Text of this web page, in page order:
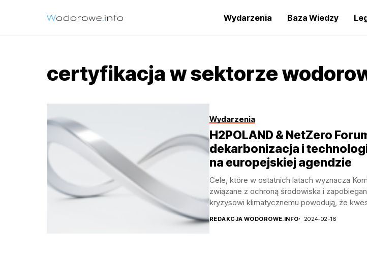
Wydarzenia Baza Wiedzy
certyfikacja w sektorze
Wydarzenia
H2POLAND & NetZero
dekarbonizacja i
na europejskiej agendzie
Cele, które w ostatnich latach wyznacza
związane z ochroną środowiska i
kryzysowi klimatycznemu powodują, że
REDAKCJA WODOROWE.INFO 2024-02-16